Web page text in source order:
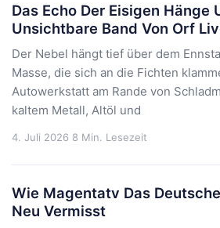
Das Echo Der Eisigen Hänge
Unsichtbare Band Von Orf
Der Nebel hängt tief über dem
Masse, die sich an die Fichten
Autowerkstatt am Rande von
kaltem Metall, Altöl und
4. Juli 2026 8 Min. Lesezeit
Wie Magentatv Das
Neu Vermisst